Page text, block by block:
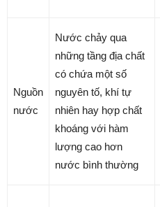
Nguồn
nước
Nước chảy qua
những tầng địa chất
có chứa một số
nguyên tố, khí tự
nhiên hay hợp chất
khoáng với hàm
lượng cao hơn
nước bình thường